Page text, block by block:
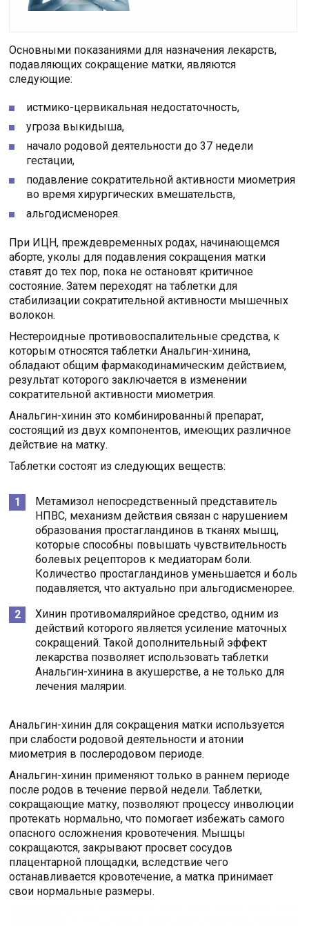
Основными показаниями для назначения лекарств,
подавляющих сокращение матки, являются
следующие:
истмико-цервикальная недостаточность,
угроза выкидыша,
начало родовой деятельности до 37 недели
гестации,
подавление сократительной активности миометрия
во время хирургических вмешательств,
альгодисменорея.
При ИЦН, преждевременных родах, начинающемся
аборте, уколы для подавления сокращения матки
ставят до тех пор, пока не остановят критичное
состояние. Затем переходят на таблетки для
стабилизации сократительной активности мышечных
волокон.
Нестероидные противовоспалительные средства, к
которым относятся таблетки Анальгин-хинина,
обладают общим фармакодинамическим действием,
результат которого заключается в изменении
сократительной активности миометрия.
Анальгин-хинин это комбинированный препарат,
состоящий из двух компонентов, имеющих различное
действие на матку.
Таблетки состоят из следующих веществ:
Метамизол непосредственный представитель
НПВС, механизм действия связан с нарушением
образования простагландинов в тканях мышц,
которые способны повышать чувствительность
болевых рецепторов к медиаторам боли.
Количество простагландинов уменьшается и боль
подавляется, что актуально при альгодисменорее.
Хинин противомалярийное средство, одним из
действий которого является усиление маточных
сокращений. Такой дополнительный эффект
лекарства позволяет использовать таблетки
Анальгин-хинина в акушерстве, а не только для
лечения малярии.
Анальгин-хинин для сокращения матки используется
при слабости родовой деятельности и атонии
миометрия в послеродовом периоде.
Анальгин-хинин применяют только в раннем периоде
после родов в течение первой недели. Таблетки,
сокращающие матку, позволяют процессу инволюции
протекать нормально, что помогает избежать самого
опасного осложнения кровотечения. Мышцы
сокращаются, закрывают просвет сосудов
плацентарной площадки, вследствие чего
останавливается кровотечение, а матка принимает
свои нормальные размеры.